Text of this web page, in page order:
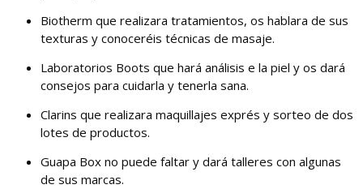
Biotherm que realizara tratamientos, os hablara de sus
texturas y conoceréis técnicas de masaje.
Laboratorios Boots que hará análisis e la piel y os dará
consejos para cuidarla y tenerla sana.
Clarins que realizara maquillajes exprés y sorteo de dos
lotes de productos.
Guapa Box no puede faltar y dará talleres con algunas
de sus marcas.